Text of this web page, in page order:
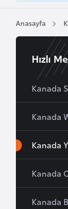
Anasayfa
Hızlı
Kanada
Kanada
Kanada
Kanada
Kanada
l
A
v
u
s
t
y